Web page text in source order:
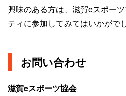
興味のある方は、滋賀eスポー
ティに参加してみてはいかがで
お問い合わせ
滋賀eスポーツ協会